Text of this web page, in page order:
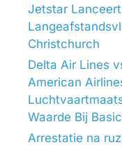
Jetstar
Christchurch
Delta Air Lines
American
Waarde Bij
Arrestatie na